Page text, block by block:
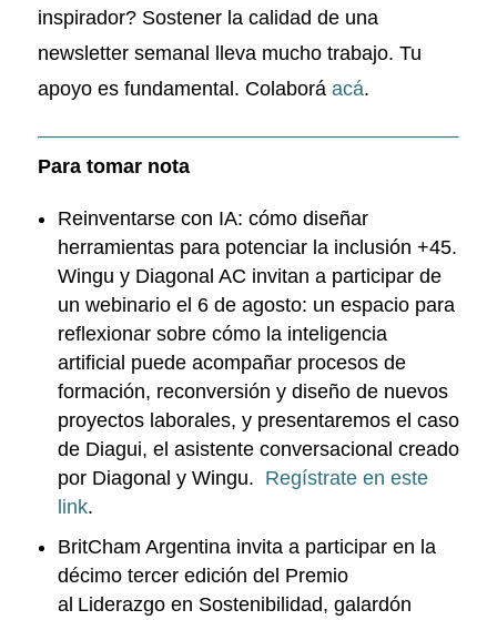
inspirador? Sostener la calidad de una
newsletter semanal lleva mucho trabajo. Tu
apoyo es fundamental. Colaborá acá.
Para tomar nota
Reinventarse con IA: cómo diseñar
herramientas para potenciar la inclusión +45.
Wingu y Diagonal AC invitan a participar de
un webinario el 6 de agosto: un espacio para
reflexionar sobre cómo la inteligencia
artificial puede acompañar procesos de
formación, reconversión y diseño de nuevos
proyectos laborales, y presentaremos el caso
de Diagui, el asistente conversacional creado
por Diagonal y Wingu. Regístrate en este
link.
BritCham Argentina invita a participar en la
décimo tercer edición del Premio
al Liderazgo en Sostenibilidad, galardón